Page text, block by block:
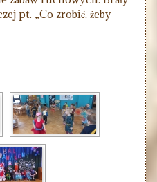
pt. „Co zrobić, żeby